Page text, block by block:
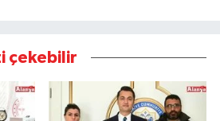
çekebilir